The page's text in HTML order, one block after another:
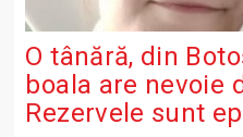
O tânără, din
boala are nevoie
Rezervele sunt